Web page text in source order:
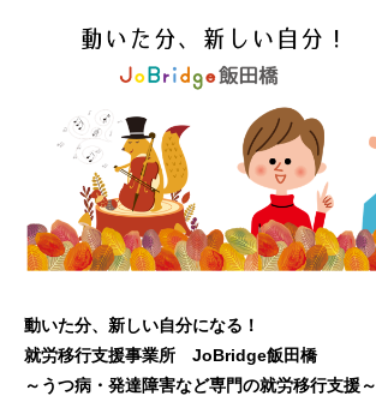
動いた分、新しい自分になる！
就労移行支援事業所 JoBridge飯田橋
～うつ病・発達障害など専門の就労移行支援～